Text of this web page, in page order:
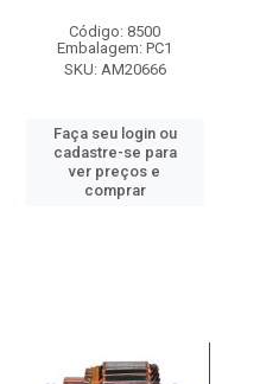
Código: 8500
Embalagem: PC1
SKU: AM20666
Faça seu login ou
cadastre-se para
ver preços e
comprar